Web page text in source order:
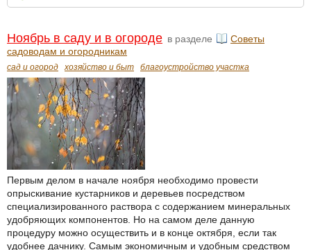
Ноябрь в саду и в огороде в разделе
Советы
садоводам и огородникам
сад и огород хозяйство и быт благоустройство участка
Первым делом в начале ноября необходимо провести
опрыскивание кустарников и деревьев посредством
специализированного раствора с содержанием минеральных
удобряющих компонентов. Но на самом деле данную
процедуру можно осуществить и в конце октября, если так
удобнее дачнику. Самым экономичным и удобным средством